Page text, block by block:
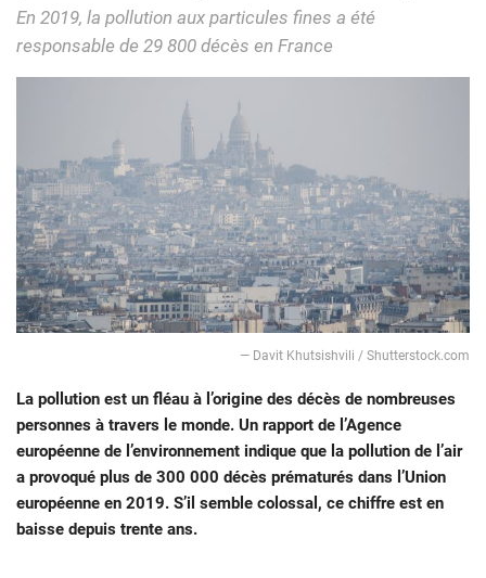
En 2019, la pollution aux particules fines a été
responsable de 29 800 décès en France
― Davit Khutsishvili / Shutterstock.com
La pollution est un fléau à l’origine des décès de nombreuses
personnes à travers le monde. Un rapport de l’Agence
européenne de l’environnement indique que la pollution de l’air
a provoqué plus de 300 000 décès prématurés dans l’Union
européenne en 2019. S’il semble colossal, ce chiffre est en
baisse depuis trente ans.